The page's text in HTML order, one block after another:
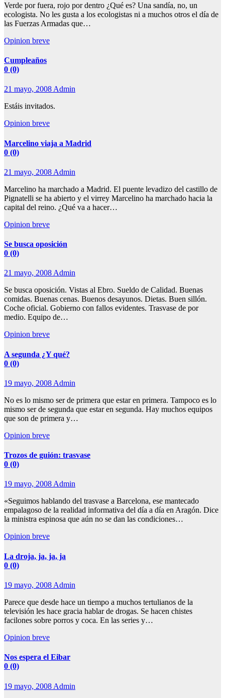
Verde por fuera, rojo por dentro ¿Qué es? Una sandía, no, un
ecologista. No les gusta a los ecologistas ni a muchos otros el día de
las Fuerzas Armadas que…
Opinion breve
Cumpleaños
0 (0)
21 mayo, 2008 Admin
Estáis invitados.
Opinion breve
Marcelino viaja a Madrid
0 (0)
21 mayo, 2008 Admin
Marcelino ha marchado a Madrid. El puente levadizo del castillo de
Pignatelli se ha abierto y el virrey Marcelino ha marchado hacia la
capital del reino. ¿Qué va a hacer…
Opinion breve
Se busca oposición
0 (0)
21 mayo, 2008 Admin
Se busca oposición. Vistas al Ebro. Sueldo de Calidad. Buenas
comidas. Buenas cenas. Buenos desayunos. Dietas. Buen sillón.
Coche oficial. Gobierno con fallos evidentes. Trasvase de por
medio. Equipo de…
Opinion breve
A segunda ¿Y qué?
0 (0)
19 mayo, 2008 Admin
No es lo mismo ser de primera que estar en primera. Tampoco es lo
mismo ser de segunda que estar en segunda. Hay muchos equipos
que son de primera y…
Opinion breve
Trozos de guión: trasvase
0 (0)
19 mayo, 2008Admin
«Seguimos hablando del trasvase a Barcelona, ese mantecado
empalagoso de la realidad informativa del día a día en Aragón. Dice
la ministra espinosa que aún no se dan las condiciones…
Opinion breve
La droja, ja, ja, ja
0 (0)
19 mayo, 2008 Admin
Parece que desde hace un tiempo a muchos tertulianos de la
televisión les hace gracia hablar de drogas. Se hacen chistes
facilones sobre porros y coca. En las series y…
Opinion breve
Nos espera el Eibar
0 (0)
19 mayo, 2008 Admin